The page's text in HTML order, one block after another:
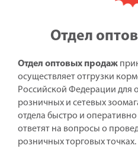
Отдел
Отдел оптовых продаж
осуществляет отгрузки
Российской Федерации для
розничных и сетевых
отдела быстро и
ответят на вопросы о
розничных торговых точках.